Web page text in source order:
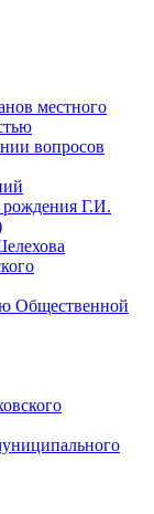
местного
вопросов
Г.И.
Общественной